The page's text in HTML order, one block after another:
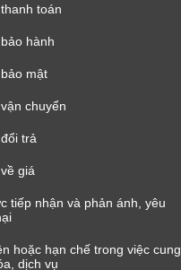
toán
hành
mật
chuyển
trả
giá
tiếp nhận và phản ánh, yêu
hoặc hạn chế trong việc cung
dịch vụ